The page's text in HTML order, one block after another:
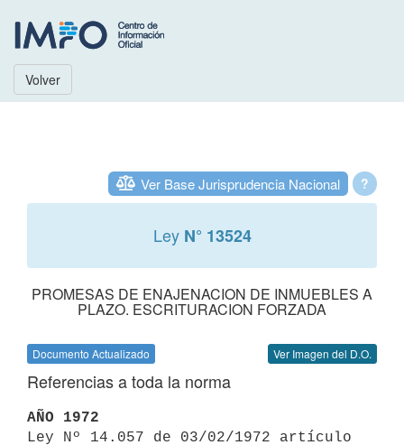
Volver
?
Ver Base Jurisprudencia Nacional
Ley N° 13524
PROMESAS DE ENAJENACION DE INMUEBLES A
PLAZO. ESCRITURACION FORZADA
Documento Actualizado Ver Imagen del D.O.
Referencias a toda la norma
AÑO 1972